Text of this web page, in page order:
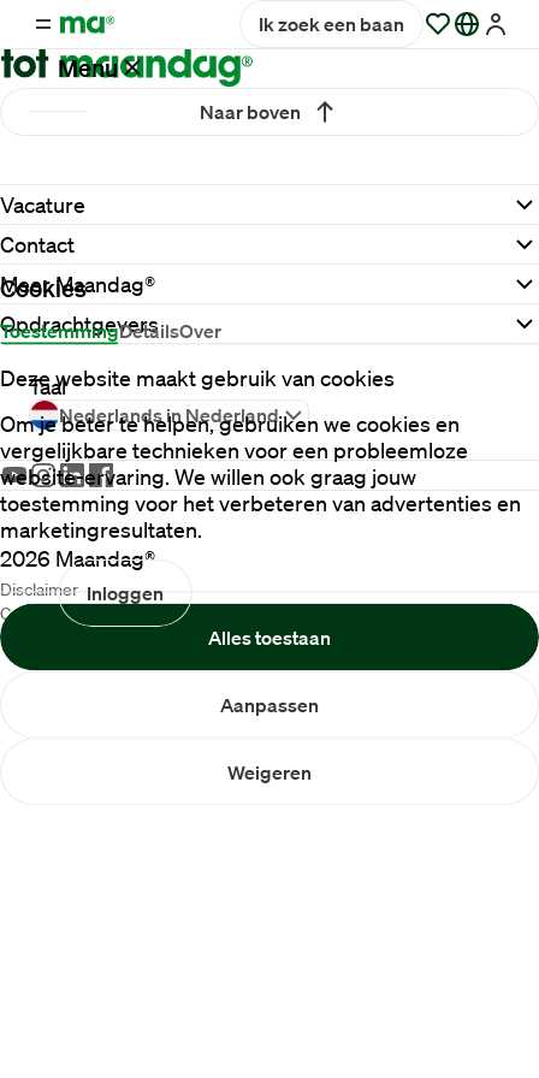
Menu
Werken
bij
Maandag®
Opdrachtgevers
Hulp
en
service
Inloggen
Ik zoek een baan
Cookies
ToestemmingDetailsOver
Deze website maakt gebruik van cookies
Om je beter te helpen, gebruiken we cookies en
vergelijkbare technieken voor een probleemloze
website-ervaring. We willen ook graag jouw
toestemming voor het verbeteren van advertenties en
marketingresultaten.
Weigeren
Aanpassen
Alles toestaan
Naar boven
Vacature
Contact
Meer Maandag®
Opdrachtgevers
Taal
Nederlands in Nederland
2026 Maandag®
Disclaimer
Cookiebeleid
Privacybeleid